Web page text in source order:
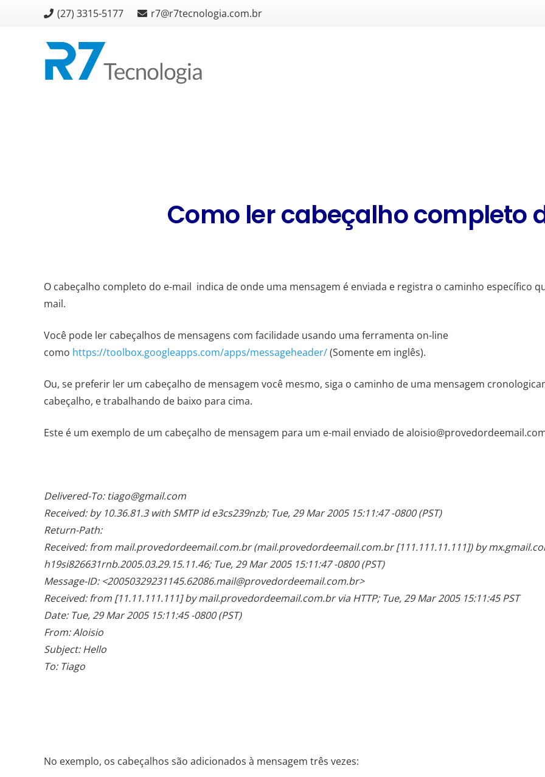
(27) 3315-5177 r7@r7tecnologia.com.br
Como ler cabeçalho completo
O cabeçalho completo do e-mail indica de onde uma mensagem é enviada e registra o caminho específico
mail.
Você pode ler cabeçalhos de mensagens com facilidade usando uma ferramenta on-line
como https://toolbox.googleapps.com/apps/messageheader/(Somente em inglês).
Ou, se preferir ler um cabeçalho de mensagem você mesmo, siga o caminho de uma mensagem
cabeçalho, e trabalhando de baixo para cima.
Este é um exemplo de um cabeçalho de mensagem para um e-mail enviado de
Delivered-To: tiago@gmail.com
Received: by 10.36.81.3 with SMTP id e3cs239nzb; Tue, 29 Mar 2005 15:11:47 -0800 (PST)
Return-Path:
Received: from mail.provedordeemail.com.br (mail.provedordeemail.com.br [111.111.11.111]) by
h19si826631rnb.2005.03.29.15.11.46; Tue, 29 Mar 2005 15:11:47 -0800 (PST)
Message-ID: <20050329231145.62086.mail@provedordeemail.com.br>
Received: from [11.11.111.111] by mail.provedordeemail.com.br via HTTP; Tue, 29 Mar 2005 15:11:45 PST
Date: Tue, 29 Mar 2005 15:11:45 -0800 (PST)
From: Aloisio
Subject: Hello
To: Tiago
No exemplo, os cabeçalhos são adicionados à mensagem três vezes: